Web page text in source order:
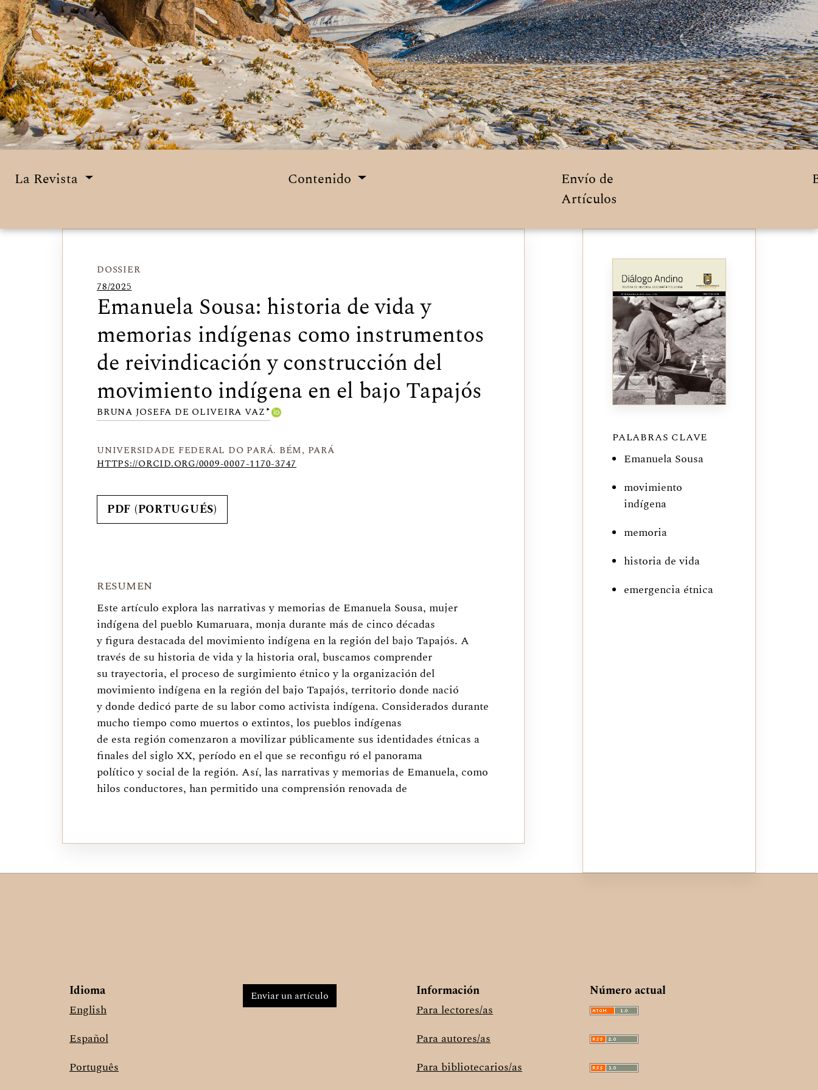
La Revista Contenido
Envío de
Artículos
DOSSIER
78/2025
Emanuela Sousa: historia de vida y
memorias indígenas como instrumentos
de reivindicación y construcción del
movimiento indígena en el bajo Tapajós
BRUNA JOSEFA DE OLIVEIRA VAZ ▸
UNIVERSIDADE FEDERAL DO PARÁ. BÉM, PARÁ
HTTPS://ORCID.ORG/0009-0007-1170-3747
PDF (PORTUGUÉS)
RESUMEN
Este artículo explora las narrativas y memorias de Emanuela Sousa, mujer
indígena del pueblo Kumaruara, monja durante más de cinco décadas
y figura destacada del movimiento indígena en la región del bajo Tapajós. A
través de su historia de vida y la historia oral, buscamos comprender
su trayectoria, el proceso de surgimiento étnico y la organización del
movimiento indígena en la región del bajo Tapajós, territorio donde nació
y donde dedicó parte de su labor como activista indígena. Considerados durante
mucho tiempo como muertos o extintos, los pueblos indígenas
de esta región comenzaron a movilizar públicamente sus identidades étnicas a
finales del siglo XX, período en el que se reconfigu ró el panorama
político y social de la región. Así, las narrativas y memorias de Emanuela, como
hilos conductores, han permitido una comprensión renovada de
Imagen de portada
PALABRAS CLAVE
Emanuela Sousa
movimiento
indígena
memoria
historia de vida
emergencia étnica
Idioma
English
Español
Português
Enviar un artículo
Información
Para lectores/as
Para autores/as
Para bibliotecarios/as
Número actual